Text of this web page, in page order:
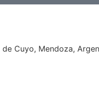
Cuyo, Mendoza,